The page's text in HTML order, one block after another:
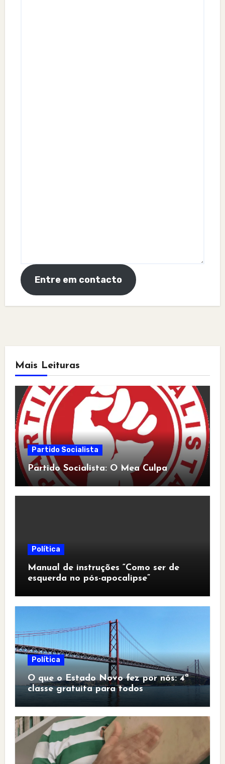
Entre em contacto
Mais Leituras
Partido Socialista
Partido Socialista: O Mea Culpa
Política
Manual de instruções “Como ser de
esquerda no pós-apocalipse”
Política
O que o Estado Novo fez por nós: 4ª
classe gratuita para todos